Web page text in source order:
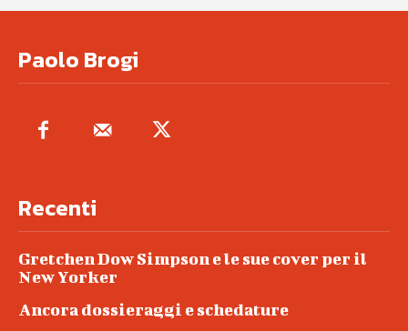
Paolo Brogi
Recenti
Gretchen Dow Simpson e le sue cover per il
New Yorker
Ancora dossieraggi e schedature